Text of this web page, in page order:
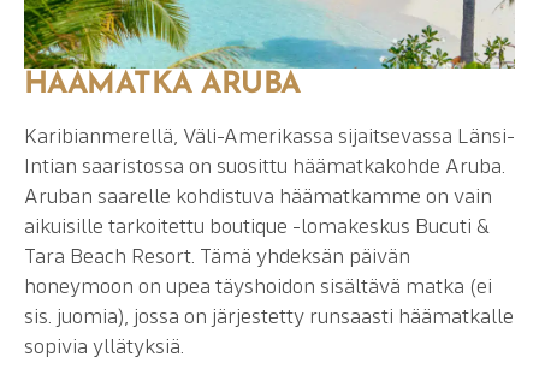
HÄÄMATKA ARUBA
Karibianmerellä, Väli-Amerikassa sijaitsevassa Länsi-
Intian saaristossa on suosittu häämatkakohde Aruba.
Aruban saarelle kohdistuva häämatkamme on vain
aikuisille tarkoitettu boutique -lomakeskus Bucuti &
Tara Beach Resort. Tämä yhdeksän päivän
honeymoon on upea täyshoidon sisältävä matka (ei
sis. juomia), jossa on järjestetty runsaasti häämatkalle
sopivia yllätyksiä.